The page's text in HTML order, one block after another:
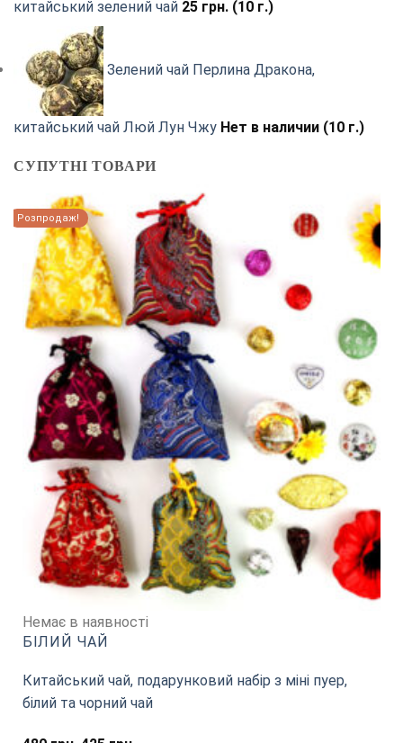
китайський зелений чай 25 грн. (10 г.)
Зелений чай Перлина Дракона,
китайський чай Люй Лун Чжу Нет в наличии (10 г.)
СУПУТНІ ТОВАРИ
Розпродаж!
Немає в наявності
БІЛИЙ ЧАЙ
Китайський чай, подарунковий набір з міні пуер,
білий та чорний чай